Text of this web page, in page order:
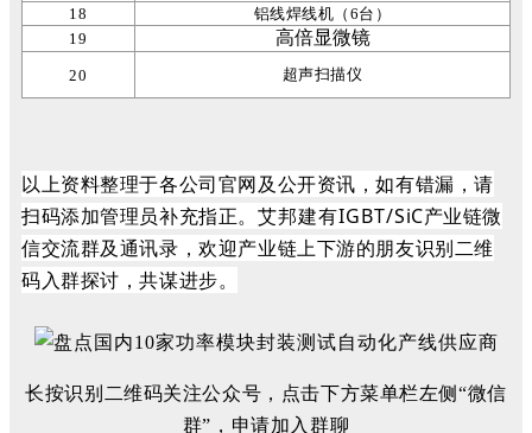
18
铝线焊线机（6台）
19
高倍显微镜
20 超声扫描仪
以上资料整理于各公司官网及公开资讯，如有错漏，请
扫码添加管理员补充指正。 艾邦建有IGBT/SiC产业链微
信交流群及通讯录，欢迎产业链上下游的朋友识别二维
码入群探讨，共谋进步。
长按识别二维码关注公众号，点击下方菜单栏左侧“微信
群”，申请加入群聊